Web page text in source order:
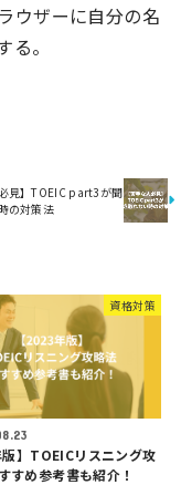
ウザーに自分の名
。
必見】TOEIC part3が聞
の対策法
資格対策
版】TOEICリスニング攻
すめ参考書も紹介！